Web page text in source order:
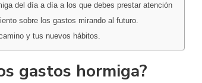
del día a día a los que debes prestar atención
sobre los gastos mirando al futuro.
y tus nuevos hábitos.
gastos hormiga?